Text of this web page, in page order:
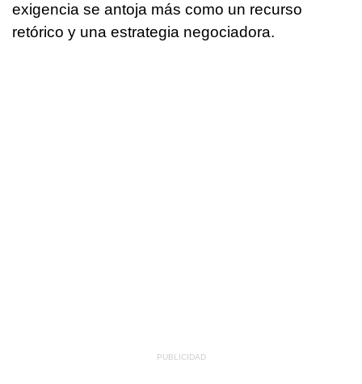
exigencia se antoja más como un recurso
retórico y una estrategia negociadora.